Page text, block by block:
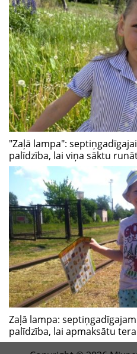
"Zaļā lampa":
palīdzība, lai viņa sāktu
Zaļā lampa:
palīdzība, lai apmaksātu